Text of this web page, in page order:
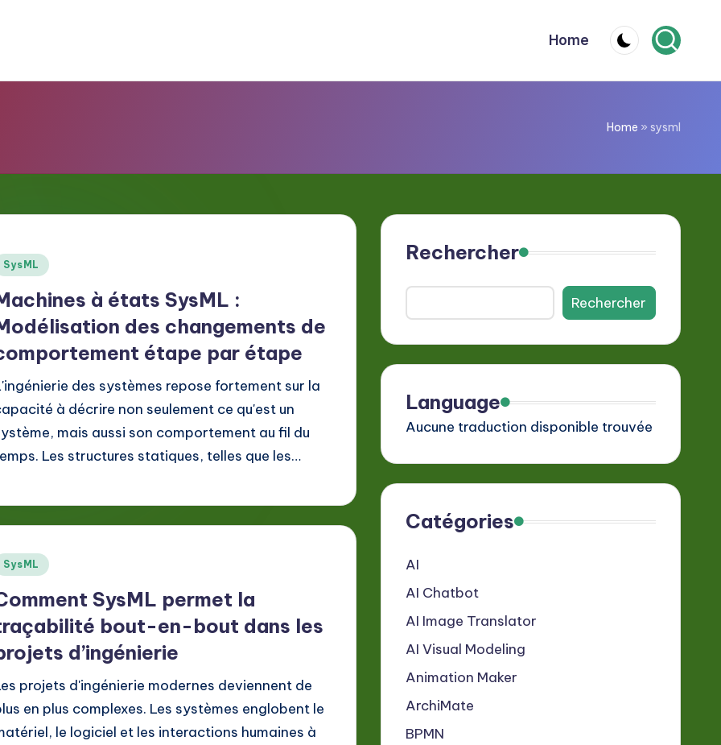
Home
Home » sysml
SysML
à états SysML :
des changements de
étape par étape
des systèmes repose fortement sur la
à décrire non seulement ce qu'est un
mais aussi son comportement au fil du
Les structures statiques, telles que les…
SysML
SysML permet la
bout-en-bout dans les
d’ingénierie
projets d'ingénierie modernes deviennent de
en plus complexes. Les systèmes englobent le
le logiciel et les interactions humaines à
Rechercher
Rechercher
Language
Aucune traduction disponible trouvée
Catégories
AI
AI Chatbot
AI Image Translator
AI Visual Modeling
Animation Maker
ArchiMate
BPMN